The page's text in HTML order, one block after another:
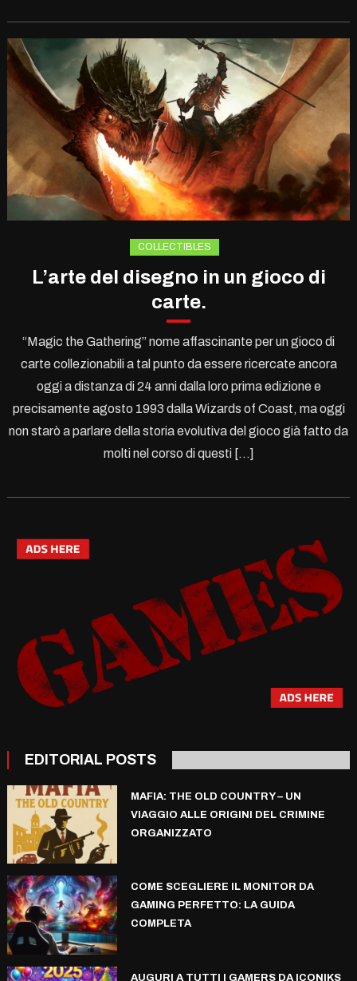
COLLECTIBLES
L’arte del disegno in un gioco di
carte.
“Magic the Gathering” nome affascinante per un gioco di
carte collezionabili a tal punto da essere ricercate ancora
oggi a distanza di 24 anni dalla loro prima edizione e
precisamente agosto 1993 dalla Wizards of Coast, ma oggi
non starò a parlare della storia evolutiva del gioco già fatto da
molti nel corso di questi […]
EDITORIAL POSTS
MAFIA: THE OLD COUNTRY – UN
VIAGGIO ALLE ORIGINI DEL CRIMINE
ORGANIZZATO
COME SCEGLIERE IL MONITOR DA
GAMING PERFETTO: LA GUIDA
COMPLETA
AUGURI A TUTTI I GAMERS DA ICONIKS